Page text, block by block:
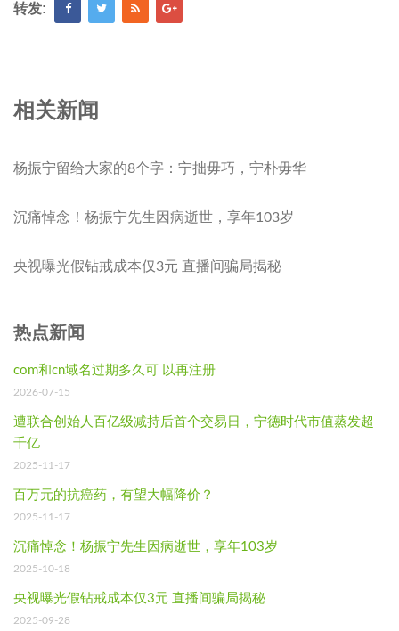
转发:
相关新闻
杨振宁留给大家的8个字：宁拙毋巧，宁朴毋华
沉痛悼念！杨振宁先生因病逝世，享年103岁
央视曝光假钻戒成本仅3元 直播间骗局揭秘
热点新闻
com和cn域名过期多久可 以再注册
2026-07-15
遭联合创始人百亿级减持后首个交易日，宁德时代市值蒸发超
千亿
2025-11-17
百万元的抗癌药，有望大幅降价？
2025-11-17
沉痛悼念！杨振宁先生因病逝世，享年103岁
2025-10-18
央视曝光假钻戒成本仅3元 直播间骗局揭秘
2025-09-28